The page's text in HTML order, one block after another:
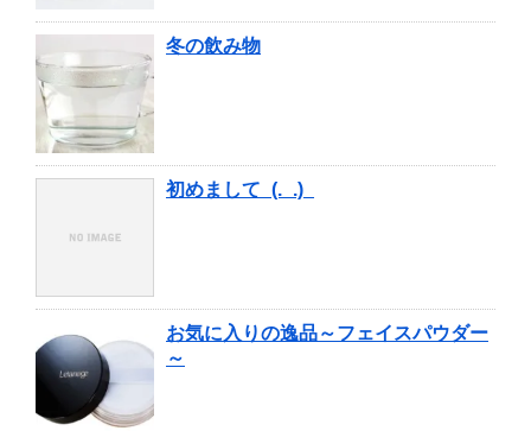
冬の飲み物
初めまして_(._.)_
お気に入りの逸品～フェイスパウダー
～